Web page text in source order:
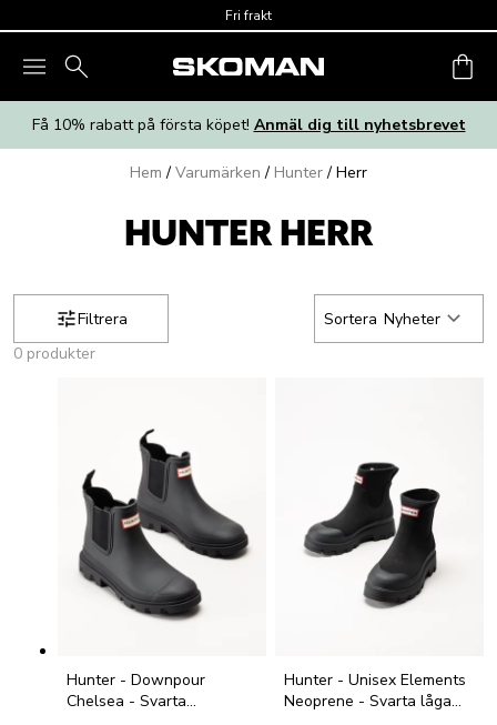
Fri frakt
Få 10% rabatt på första köpet! Anmäl dig till nyhetsbrevet
Hem / Varumärken / Hunter / Herr
HUNTER HERR
Filtrera Sortera Nyheter
0 produkter
Hunter - Downpour
Chelsea - Svarta
Hunter - Unisex Elements
Neoprene - Svarta låga